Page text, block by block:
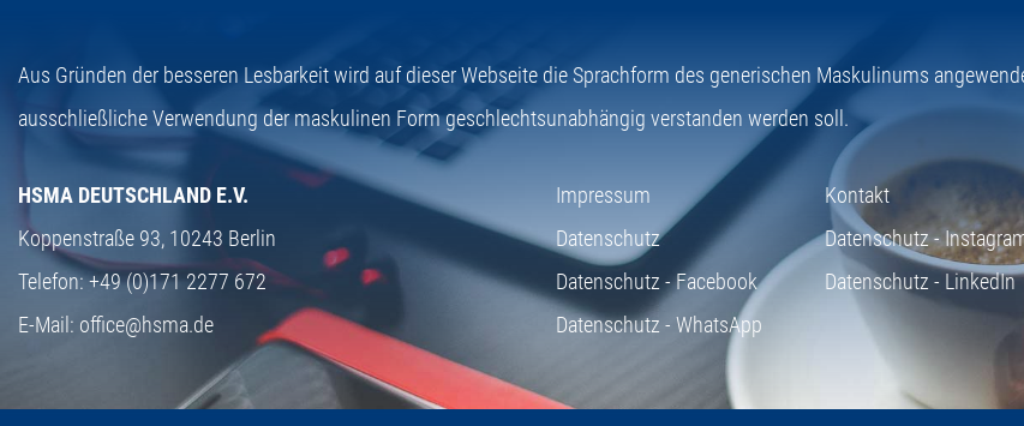
Aus Gründen der besseren Lesbarkeit wird auf dieser Webseite die Sprachform des generischen Maskulinums
ausschließliche Verwendung der maskulinen Form geschlechtsunabhängig verstanden werden soll.
HSMA DEUTSCHLAND E.V.
Koppenstraße 93, 10243 Berlin
Telefon:+49 (0)171 2277 672
E-Mail: office@hsma.de
Impressum
Kontakt
Datenschutz
Datenschutz -
Datenschutz - Facebook
Datenschutz - LinkedIn
Datenschutz - WhatsApp